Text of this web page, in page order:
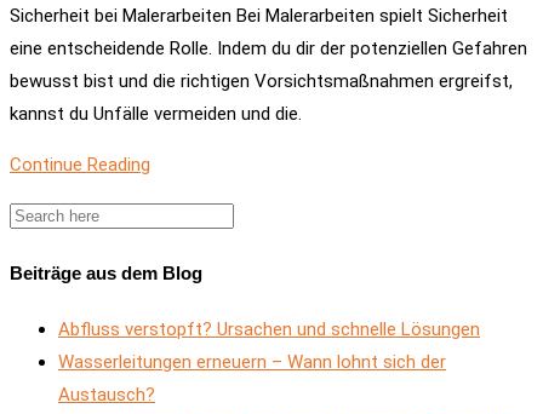
Sicherheit bei Malerarbeiten Bei Malerarbeiten spielt Sicherheit
eine entscheidende Rolle. Indem du dir der potenziellen Gefahren
bewusst bist und die richtigen Vorsichtsmaßnahmen ergreifst,
kannst du Unfälle vermeiden und die.
Continue Reading
Beiträge aus dem Blog
Abfluss verstopft? Ursachen und schnelle Lösungen
Wasserleitungen erneuern – Wann lohnt sich der
Austausch?